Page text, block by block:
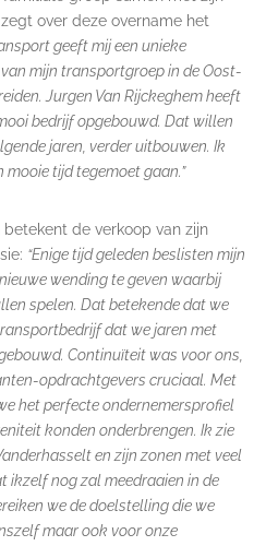
over deze overname het
geeft mij een unieke
mijn transportgroep in de Oost-
Jurgen Van Rijckeghem heeft
bedrijf opgebouwd. Dat willen
jaren, verder uitbouwen. Ik
tijd tegemoet gaan.”
betekent de verkoop van zijn
“Enige tijd geleden beslisten mijn
wending te geven waarbij
spelen. Dat betekende dat we
dat we jaren met
Continuïteit was voor ons,
opdrachtgevers cruciaal. Met
het perfecte ondernemersprofiel
konden onderbrengen. Ik zie
en zijn zonen met veel
ikzelf nog zal meedraaien in de
we de doelstelling die we
maar ook voor onze